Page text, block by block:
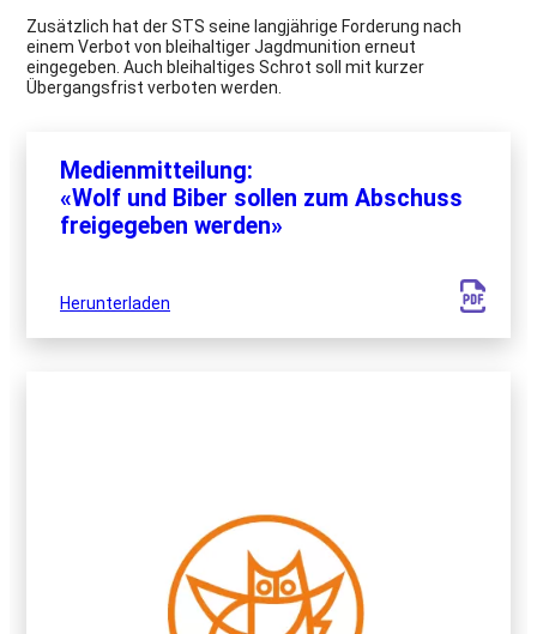
Zusätzlich hat der STS seine langjährige Forderung nach
einem Verbot von bleihaltiger Jagdmunition erneut
eingegeben. Auch bleihaltiges Schrot soll mit kurzer
Übergangsfrist verboten werden.
Medienmitteilung:
«Wolf und Biber sollen zum Abschuss
freigegeben werden»
Herunterladen